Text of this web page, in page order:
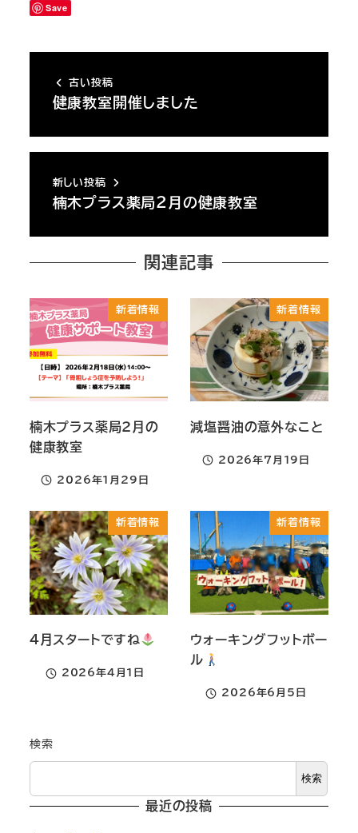
Save
古い投稿
健康教室開催しました
新しい投稿
楠木プラス薬局２月の健康教室
関連記事
新着情報
楠木プラス薬局２月の
健康教室
投稿日
2026年1月29日
新着情報
減塩醤油の意外なこと
投稿日
2026年7月19日
新着情報
4月スタートですね
投稿日
2026年4月1日
新着情報
ウォーキングフットボー
ル
投稿日
2026年6月5日
検索
検索
最近の投稿